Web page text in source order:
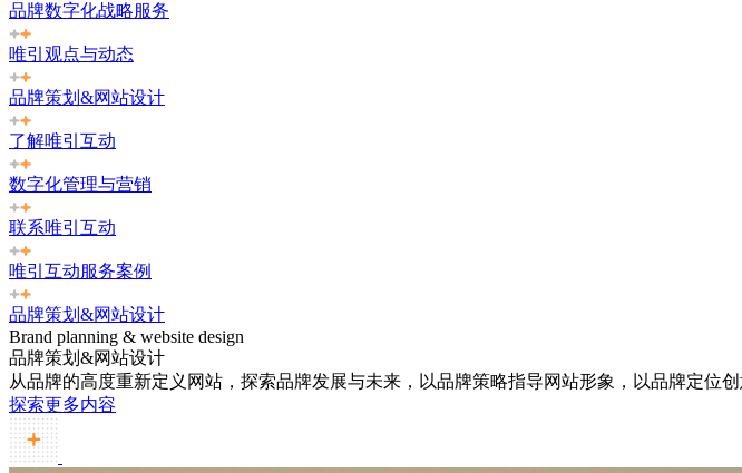
品牌数字化战略服务
唯引观点与动态
品牌策划&网站设计
了解唯引互动
数字化管理与营销
联系唯引互动
唯引互动服务案例
品牌策划&网站设计
Brand planning & website design
品牌策划&网站设计
从品牌的高度重新定义网站，探索品牌发展与未来，以品牌策略指导网站形象，以品牌定位
探索更多内容